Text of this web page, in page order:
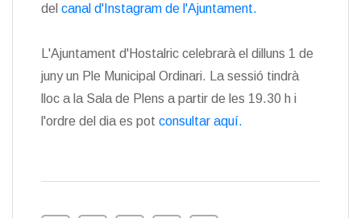
del canal d'Instagram de l'Ajuntament.
L'Ajuntament d'Hostalric celebrarà el dilluns 1 de
juny un Ple Municipal Ordinari. La sessió tindrà
lloc a la Sala de Plens a partir de les 19.30 h i
l'ordre del dia es pot consultar aquí.